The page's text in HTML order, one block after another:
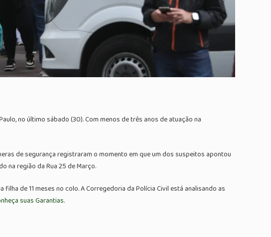
no último sábado (30). Com menos de três anos de atuação na
de segurança registraram o momento em que um dos suspeitos apontou
na região da Rua 25 de Março.
de 11 meses no colo. A Corregedoria da Polícia Civil está analisando as
suas Garantias.